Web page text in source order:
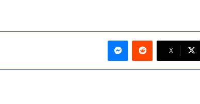
‫X
ماسنجر